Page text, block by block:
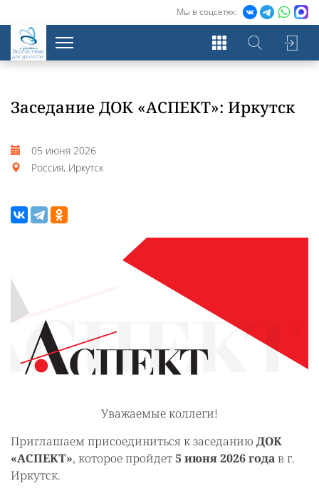
Мы в соцсетях:
Экосистема
для урологов
Заседание ДОК «АСПЕКТ»: Иркутск
05 июня 2026
Россия, Иркутск
Уважаемые коллеги!
Приглашаем присоединиться к заседанию ДОК
«АСПЕКТ», которое пройдет5 июня 2026 годав г.
Иркутск.